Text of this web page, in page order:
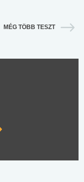
MÉG TÖBB TESZT